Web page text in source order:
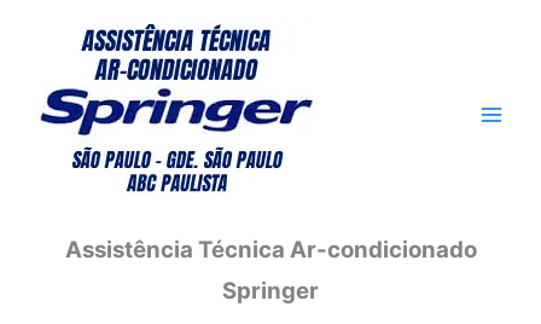
conteúdo
Assistência Técnica Ar-condicionado
Springer